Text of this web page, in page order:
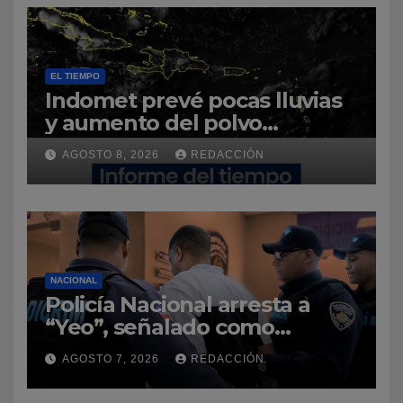
EL TIEMPO
Indomet prevé pocas lluvias
y aumento del polvo
sahariano sobre República
Dominicana
AGOSTO 8, 2026 REDACCIÓN
NACIONAL
Policía Nacional arresta a
“Yeo”, señalado como
presunto autor del homicidio
del baloncestista Yeuri
Rodríguez Batista
AGOSTO 7, 2026 REDACCIÓN